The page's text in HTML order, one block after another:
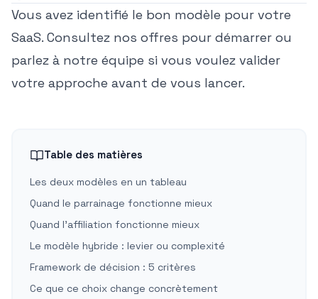
Vous avez identifié le bon modèle pour votre
SaaS. Consultez nos offres pour démarrer ou
parlez à notre équipe si vous voulez valider
votre approche avant de vous lancer.
Table des matières
Les deux modèles en un tableau
Quand le parrainage fonctionne mieux
Quand l'affiliation fonctionne mieux
Le modèle hybride : levier ou complexité
Framework de décision : 5 critères
Ce que ce choix change concrètement